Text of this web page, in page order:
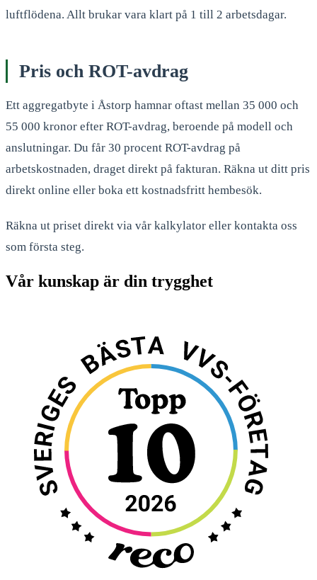
luftflödena. Allt brukar vara klart på 1 till 2 arbetsdagar.
Pris och ROT-avdrag
Ett aggregatbyte i Åstorp hamnar oftast mellan 35 000 och
55 000 kronor efter ROT-avdrag, beroende på modell och
anslutningar. Du får 30 procent ROT-avdrag på
arbetskostnaden, draget direkt på fakturan. Räkna ut ditt pris
direkt online eller boka ett kostnadsfritt hembesök.
Räkna ut priset direkt via vår kalkylator eller kontakta oss
som första steg.
Vår kunskap är din trygghet